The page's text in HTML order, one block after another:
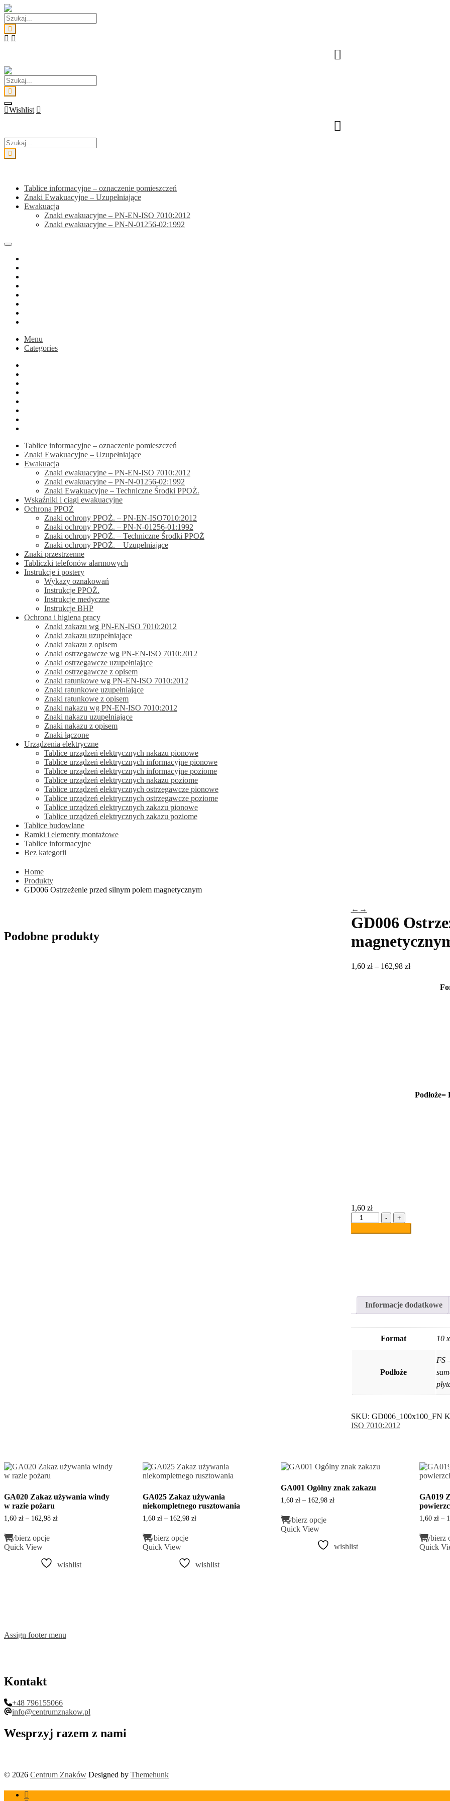
Skip
to
content
Wishlist
Tablice informacyjne – oznaczenie pomieszczeń
Znaki Ewakuacyjne – Uzupełniające
Ewakuacja
Znaki ewakuacyjne – PN-EN-ISO 7010:2012
Znaki ewakuacyjne – PN-N-01256-02:1992
Menu
Categories
Tablice informacyjne – oznaczenie pomieszczeń
Znaki Ewakuacyjne – Uzupełniające
Ewakuacja
Znaki ewakuacyjne – PN-EN-ISO 7010:2012
Znaki ewakuacyjne – PN-N-01256-02:1992
Znaki Ewakuacyjne – Techniczne Środki PPOŻ.
Wskaźniki i ciągi ewakuacyjne
Ochrona PPOŻ
Znaki ochrony PPOŻ. – PN-EN-ISO7010:2012
Znaki ochrony PPOŻ. – PN-N-01256-01:1992
Znaki ochrony PPOŻ. – Techniczne Środki PPOŻ
Znaki ochrony PPOŻ. – Uzupełniające
Znaki przestrzenne
Tabliczki telefonów alarmowych
Instrukcje i postery
Wykazy oznakowań
Instrukcje PPOŻ.
Instrukcje medyczne
Instrukcje BHP
Ochrona i higiena pracy
Znaki zakazu wg PN-EN-ISO 7010:2012
Znaki zakazu uzupełniające
Znaki zakazu z opisem
Znaki ostrzegawcze wg PN-EN-ISO 7010:2012
Znaki ostrzegawcze uzupełniające
Znaki ostrzegawcze z opisem
Znaki ratunkowe wg PN-EN-ISO 7010:2012
Znaki ratunkowe uzupełniające
Znaki ratunkowe z opisem
Znaki nakazu wg PN-EN-ISO 7010:2012
Znaki nakazu uzupełniające
Znaki nakazu z opisem
Znaki łączone
Urządzenia elektryczne
Tablice urządzeń elektrycznych nakazu pionowe
Tablice urządzeń elektrycznych informacyjne pionowe
Tablice urządzeń elektrycznych informacyjne poziome
Tablice urządzeń elektrycznych nakazu poziome
Tablice urządzeń elektrycznych ostrzegawcze pionowe
Tablice urządzeń elektrycznych ostrzegawcze poziome
Tablice urządzeń elektrycznych zakazu pionowe
Tablice urządzeń elektrycznych zakazu poziome
Tablice budowlane
Ramki i elementy montażowe
Tablice informacyjne
Bez kategorii
Home
Produkty
GD006 Ostrzeżenie przed silnym polem magnetycznym
← →
GD006
1,60 zł – 162,98 złZakres
Podłoże=
1,60 zł
-
ilość
GD006
Ostrzeżenie
+
Informacje dodatkowe
Format 10
Podłoże
FS
SKU: GD006_100x100_FN
ISO 7010:2012
Podobne produkty
GA020 Zakaz używania windy
w razie pożaru
1,60 zł – 162,98 złZakres
Wybierz opcjeprodukt
wiele
wariantów.
Quick View
wishlist
GA025 Zakaz używania
niekompletnego rusztowania
1,60 zł – 162,98 złZakres
Wybierz opcjeprodukt
wiele
wariantów.
Quick View
wishlist
GA001 Ogólny znak zakazu
1,60zł – 162,98złZakres
Wybierz opcjeprodukt
wiele
wariantów.
Quick View
wishlist
GA019
1,60 zł –
Wybierz
Quick
Assign footer menu
Kontakt
+48 796155066
info@centrumznakow.pl
Wesprzyj razem z nami
© 2026 Centrum Znaków Designed by Themehunk